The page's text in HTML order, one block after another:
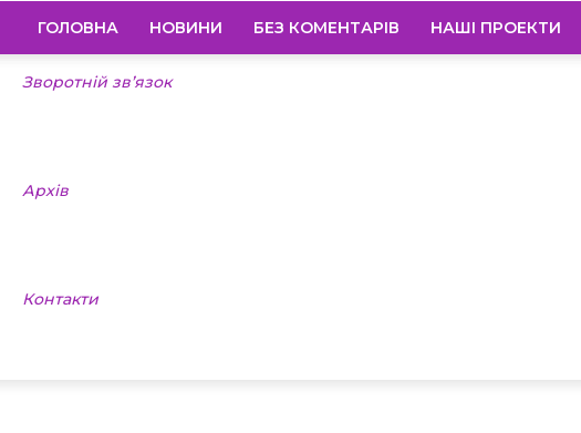
ГОЛОВНА НОВИНИ БЕЗ КОМЕНТАРІВ НАШІ ПРОЕКТИ
Зворотній зв’язок
Архів
Контакти